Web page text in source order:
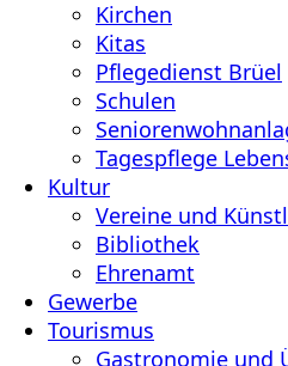
Kirchen
Kitas
Pflegedienst Brüel
Schulen
Tagespflege
Kultur
Vereine und
Bibliothek
Ehrenamt
Gewerbe
Tourismus
Gastronomie und